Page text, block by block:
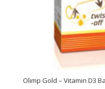
Olimp Gold – Vitamin D3